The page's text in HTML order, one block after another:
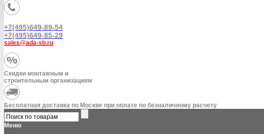
+7(495)649-89-54
+7(495)649-85-29
sales@ada-sb.ru
Скидки монтажным и
строительным организациям
Бесплатная доставка по Москве при оплате по безналичному расчету
Меню